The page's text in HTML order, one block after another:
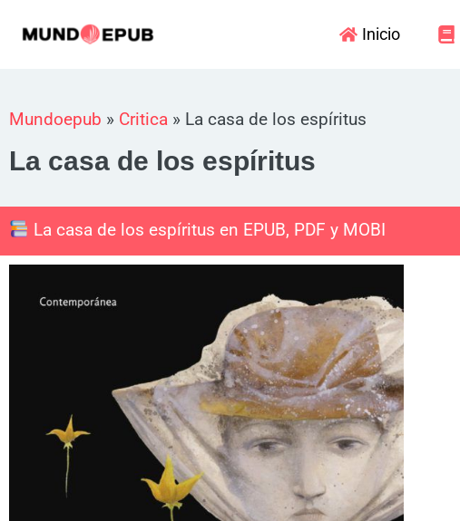
Inicio
Mundoepub » Critica » La casa de los espíritus
La casa de los espíritus
La casa de los espíritus en EPUB, PDF y MOBI